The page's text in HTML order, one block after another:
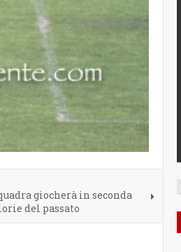
giocherà in seconda
del passato